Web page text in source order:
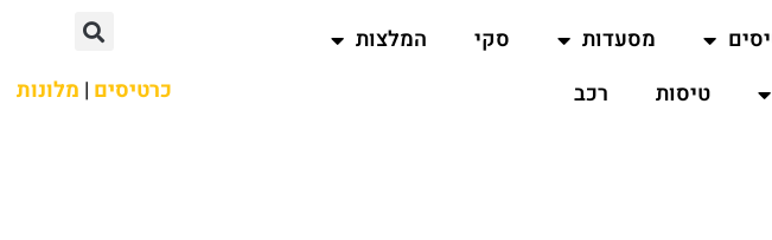
מסעדות סקי
המלצות
טיסות רכב כרטיסים | מלונות